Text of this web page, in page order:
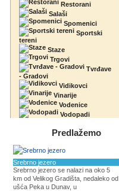
Restorani
Salaši
Spomenici
Sportski
tereni
Staze
Trgovi
Tvrđave
- Gradovi
Vidikovci
Vinarije
Vodenice
Vodopadi
Predlažemo
Srebrno jezero
Srebrno jezero se nalazi na oko 5
km od Velikog Gradišta, nedaleko od
ušća Peka u Dunav, u